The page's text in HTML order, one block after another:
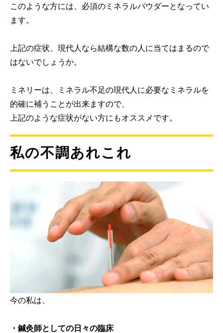
このような方には、必須のミネラルパウダーとなってい
ます。
上記の症状、現代人なら結構な数の人に当てはまるので
はないでしょうか。
ミネリーは、ミネラル不足の現代人に必要なミネラルを
的確に補うことが出来ますので、
上記のような症状がない方にもオススメです。
私の不調あれこれ
今の私は、
・鍼灸師としての日々の臨床